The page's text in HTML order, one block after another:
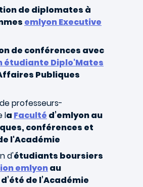
de diplomates à
emlyon Executive
de conférences avec
étudiante Diplo'Mates
Publiques
professeurs-
la Faculté d’emlyon au
conférences et
l'Académie
d'étudiants boursiers
emlyonau
de l’Académie